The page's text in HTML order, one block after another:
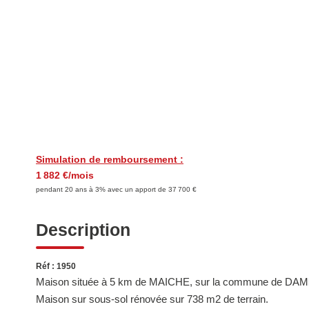
Simulation de remboursement :
1 882 €/mois
pendant 20 ans à 3% avec un apport de 37 700 €
Description
Réf : 1950
Maison située à 5 km de MAICHE, sur la commune de
Maison sur sous-sol rénovée sur 738 m2 de terrain.